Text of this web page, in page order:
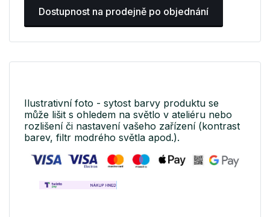
Dostupnost na prodejně po objednání
Ilustrativní foto - sytost barvy produktu se
může lišit s ohledem na světlo v ateliéru nebo
rozlišení či nastavení vašeho zařízení (kontrast
barev, filtr modrého světla apod.).